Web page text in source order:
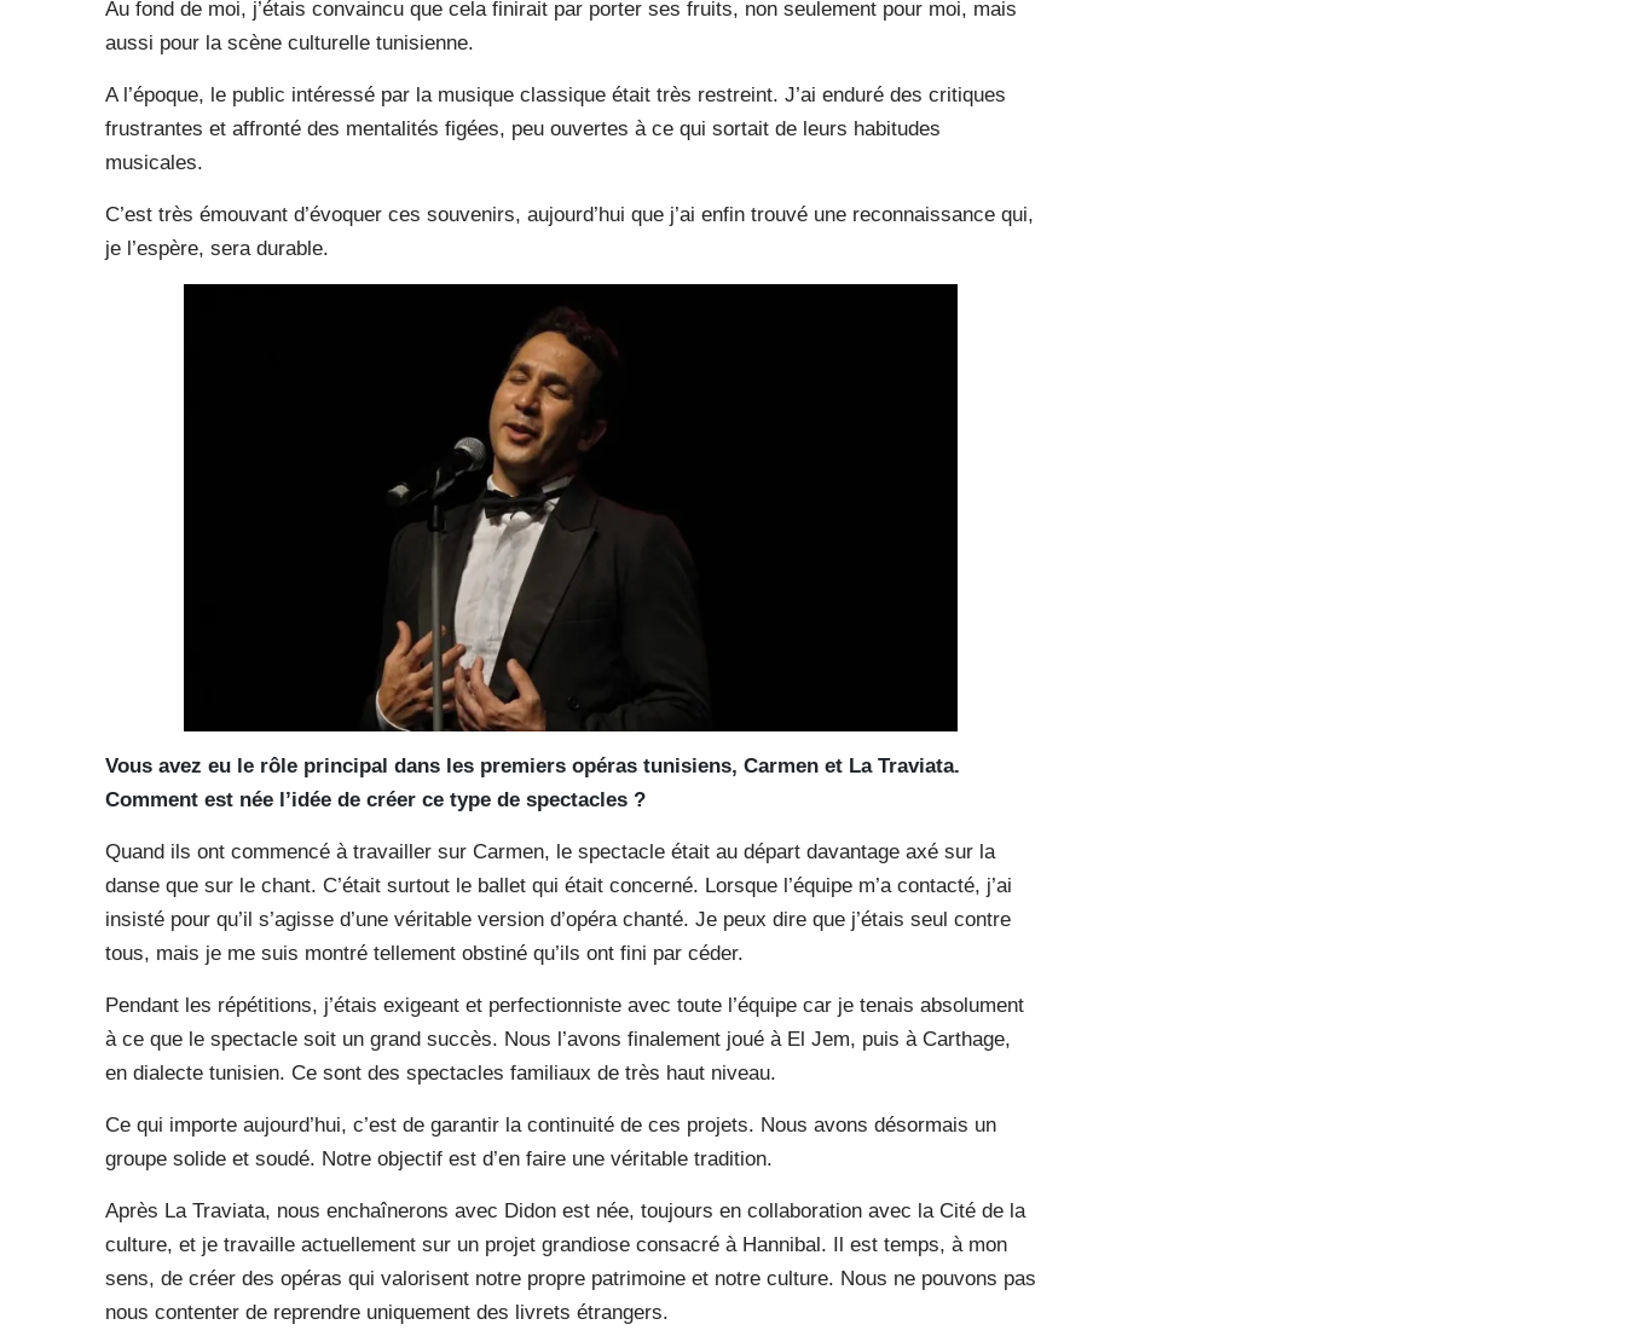
Au fond de moi, j’étais convaincu que cela finirait par porter ses fruits, non seulement pour moi, mais
aussi pour la scène culturelle tunisienne.
A l’époque, le public intéressé par la musique classique était très restreint. J’ai enduré des critiques
frustrantes et affronté des mentalités figées, peu ouvertes à ce qui sortait de leurs habitudes
musicales.
C’est très émouvant d’évoquer ces souvenirs, aujourd’hui que j’ai enfin trouvé une reconnaissance qui,
je l’espère, sera durable.
Vous avez eu le rôle principal dans les premiers opéras tunisiens, Carmen et La Traviata.
Comment est née l’idée de créer ce type de spectacles ?
Quand ils ont commencé à travailler sur Carmen, le spectacle était au départ davantage axé sur la
danse que sur le chant. C’était surtout le ballet qui était concerné. Lorsque l’équipe m’a contacté, j’ai
insisté pour qu’il s’agisse d’une véritable version d’opéra chanté. Je peux dire que j’étais seul contre
tous, mais je me suis montré tellement obstiné qu’ils ont fini par céder.
Pendant les répétitions, j’étais exigeant et perfectionniste avec toute l’équipe car je tenais absolument
à ce que le spectacle soit un grand succès. Nous l’avons finalement joué à El Jem, puis à Carthage,
en dialecte tunisien. Ce sont des spectacles familiaux de très haut niveau.
Ce qui importe aujourd’hui, c’est de garantir la continuité de ces projets. Nous avons désormais un
groupe solide et soudé. Notre objectif est d’en faire une véritable tradition.
Après La Traviata, nous enchaînerons avec Didon est née, toujours en collaboration avec la Cité de la
culture, et je travaille actuellement sur un projet grandiose consacré à Hannibal. Il est temps, à mon
sens, de créer des opéras qui valorisent notre propre patrimoine et notre culture. Nous ne pouvons pas
nous contenter de reprendre uniquement des livrets étrangers.